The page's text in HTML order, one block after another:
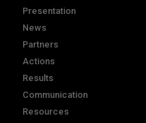
Presentation
News
Partners
Actions
Results
Communication
Resources